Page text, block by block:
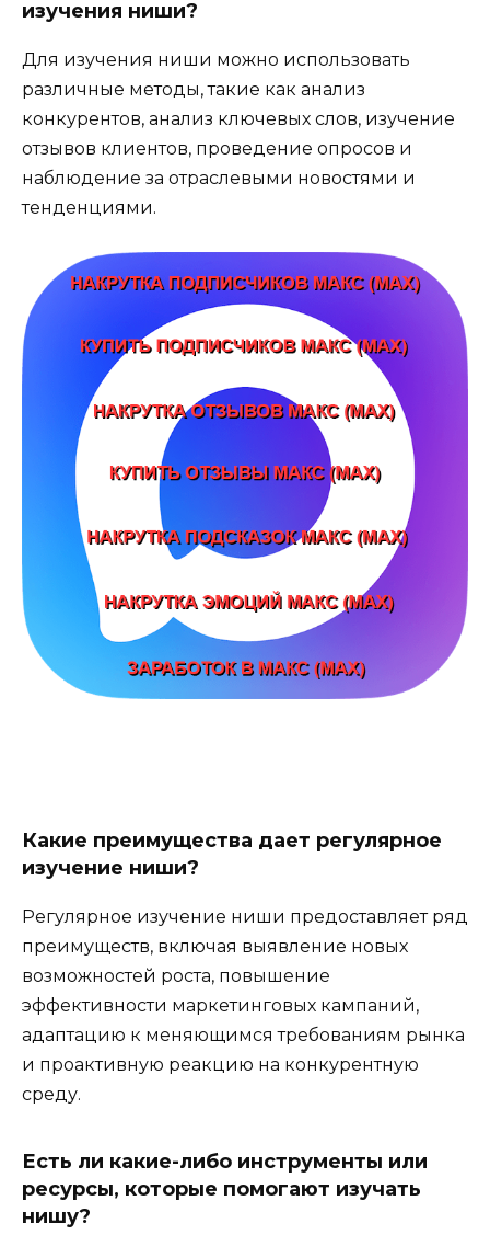
изучения ниши?
Для изучения ниши можно использовать
различные методы, такие как анализ
конкурентов, анализ ключевых слов, изучение
отзывов клиентов, проведение опросов и
наблюдение за отраслевыми новостями и
тенденциями.
Какие преимущества дает регулярное
изучение ниши?
Регулярное изучение ниши предоставляет ряд
преимуществ, включая выявление новых
возможностей роста, повышение
эффективности маркетинговых кампаний,
адаптацию к меняющимся требованиям рынка
и проактивную реакцию на конкурентную
среду.
Есть ли какие-либо инструменты или
ресурсы, которые помогают изучать
нишу?